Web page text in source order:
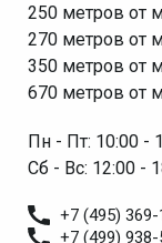
250 метров от
270 метров от
350 метров от
670 метров от
Пн - Пт: 10:00 -
Сб - Вс: 12:00 -
+7 (495)
+7 (499)